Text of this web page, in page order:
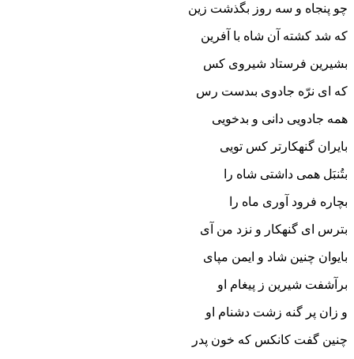
چو پنجاه و سه روز بگذشت زین
که شد کشته آن شاه با آفرین‏
بشیرین فرستاد شیروى کس
که اى نرّه جادوى بى‏دست رس‏
همه جادویى دانى و بدخویى
بایران گنهکارتر کس تویى‏
بتُنبَل همى داشتى شاه را
بچاره فرود آورى ماه را
بترس اى گنهکار و نزد من آى
بایوان چنین شاد و ایمن مپاى‏
برآشفت شیرین ز پیغام او
و زان پر گنه زشت دشنام او
چنین گفت کانکس که خون پدر